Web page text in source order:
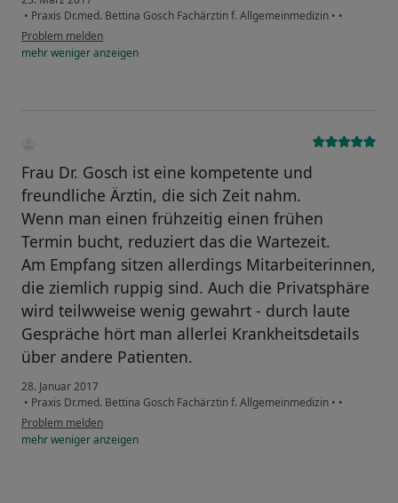
• Praxis Dr.med. Bettina Gosch Fachärztin f. Allgemeinmedizin • •
Problem melden
mehrwenigeranzeigen
Frau Dr. Gosch ist eine kompetente und
freundliche Ärztin, die sich Zeit nahm.
Wenn man einen frühzeitig einen frühen
Termin bucht, reduziert das die Wartezeit.
Am Empfang sitzen allerdings Mitarbeiterinnen,
die ziemlich ruppig sind. Auch die Privatsphäre
wird teilwweise wenig gewahrt - durch laute
Gespräche hört man allerlei Krankheitsdetails
über andere Patienten.
28. Januar 2017
• Praxis Dr.med. Bettina Gosch Fachärztin f. Allgemeinmedizin • •
Problem melden
mehrwenigeranzeigen